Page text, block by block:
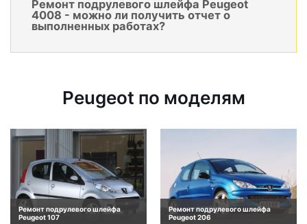
Ремонт подрулевого шлейфа Peugeot
4008 - можно ли получить отчет о
выполненных работах?
Peugeot по моделям
Ремонт подрулевого шлейфа
Peugeot 107
Ремонт подрулевого шлейфа
Peugeot 206